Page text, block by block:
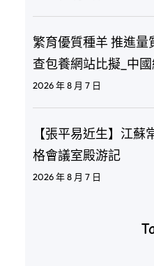
繁育優質種羊 推進量
查包養網站比擬_中國
2026 年 8 月 7 日
【張平易近生】江
格會議室殿游記
2026 年 8 月 7 日